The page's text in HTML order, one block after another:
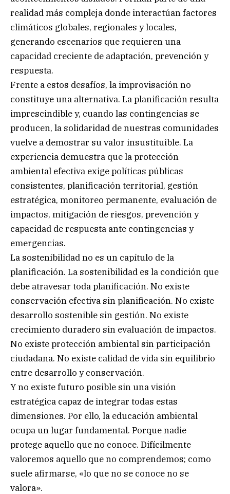
realidad más compleja donde interactúan factores
climáticos globales, regionales y locales,
generando escenarios que requieren una
capacidad creciente de adaptación, prevención y
respuesta.
Frente a estos desafíos, la improvisación no
constituye una alternativa. La planificación resulta
imprescindible y, cuando las contingencias se
producen, la solidaridad de nuestras comunidades
vuelve a demostrar su valor insustituible. La
experiencia demuestra que la protección
ambiental efectiva exige políticas públicas
consistentes, planificación territorial, gestión
estratégica, monitoreo permanente, evaluación de
impactos, mitigación de riesgos, prevención y
capacidad de respuesta ante contingencias y
emergencias.
La sostenibilidad no es un capítulo de la
planificación. La sostenibilidad es la condición que
debe atravesar toda planificación. No existe
conservación efectiva sin planificación. No existe
desarrollo sostenible sin gestión. No existe
crecimiento duradero sin evaluación de impactos.
No existe protección ambiental sin participación
ciudadana. No existe calidad de vida sin equilibrio
entre desarrollo y conservación.
Y no existe futuro posible sin una visión
estratégica capaz de integrar todas estas
dimensiones. Por ello, la educación ambiental
ocupa un lugar fundamental. Porque nadie
protege aquello que no conoce. Difícilmente
valoremos aquello que no comprendemos; como
suele afirmarse, «lo que no se conoce no se
valora».